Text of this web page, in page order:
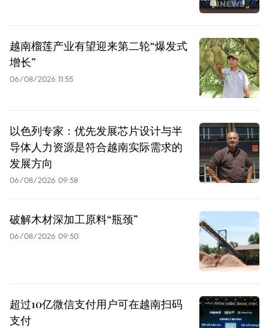
越南榴莲产业有望迎来第二轮“爆发式
增长”
06/08/2026 11:55
以色列专家：优先发展芯片设计与半
导体人力资源是符合越南实际需求的
发展方向
06/08/2026 09:58
破解木材深加工原料“瓶颈”
06/08/2026 09:50
超过10亿微信支付用户可在越南扫码
支付